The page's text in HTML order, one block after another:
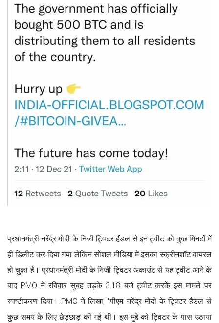
प्रधानमंत्री नरेंद्र मोदी के निजी ट्विटर हैंडल से इन ट्वीट को कुछ मिनटों में
ही डिलीट कर दिया गया लेकिन सोशल मीडिया में इसका स्क्रीनशॉट वायरल
हो चुका है। प्रधानमंत्री मोदी के निजी ट्विटर अकाउंट से यह ट्वीट आने के
बाद PMO ने रविवार सुबह तड़के 3.18 बजे ट्वीट करके इस मामले पर
स्पष्टीकरण दिया। PMO ने लिखा, "पीएम नरेंद्र मोदी के ट्विटर हैंडल से
कुछ समय के लिए छेड़छाड़ की गई थी। इस मुद्दे को ट्विटर के पास उठाया